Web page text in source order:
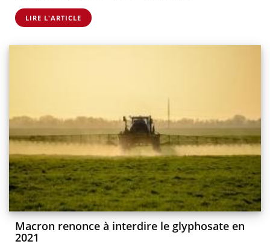
LIRE L'ARTICLE
Macron renonce à interdire le glyphosate en
2021